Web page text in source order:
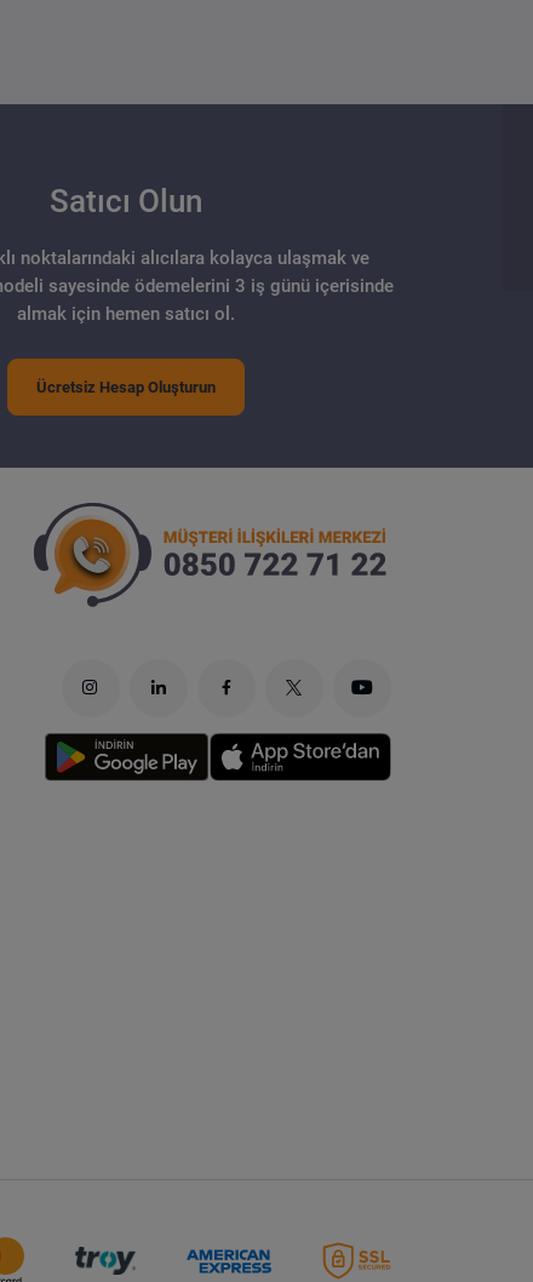
Satıcı Olun
noktalarındaki alıcılara kolayca ulaşmak ve
sayesinde ödemelerini 3 iş günü içerisinde
almak için hemen satıcı ol.
Ücretsiz Hesap Oluşturun